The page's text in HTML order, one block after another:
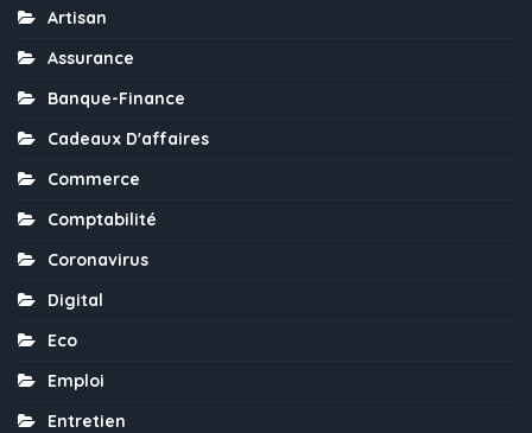
Artisan
Assurance
Banque-Finance
Cadeaux D'affaires
Commerce
Comptabilité
Coronavirus
Digital
Eco
Emploi
Entretien